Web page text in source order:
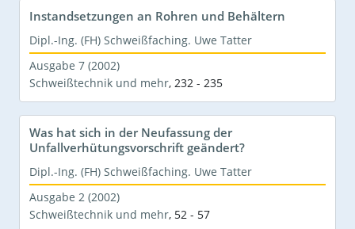
Instandsetzungen an Rohren und Behältern
Dipl.-Ing. (FH) Schweißfaching. Uwe Tatter
Ausgabe 7 (2002)
Schweißtechnik und mehr, 232 - 235
Was hat sich in der Neufassung der
Unfallverhütungsvorschrift geändert?
Dipl.-Ing. (FH) Schweißfaching. Uwe Tatter
Ausgabe 2 (2002)
Schweißtechnik und mehr, 52 - 57